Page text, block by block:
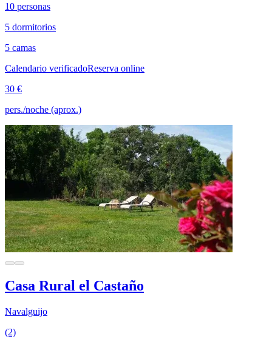
10 personas
5 dormitorios
5 camas
Calendario verificadoReserva online
30 €
pers./noche (aprox.)
Casa Rural el Castaño
Navalguijo
(2)